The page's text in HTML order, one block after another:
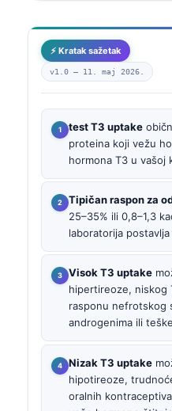
⚡ Kratak sažetak
v1.0 — 11. maj 2026.
test T3 uptake
proteina koji vežu
hormona T3 u vašoj
Tipičan raspon za
25–35% ili 0,8–1,3
laboratorija
Visok T3 uptake
hipertireoze, niskog
rasponu nefrotskog
androgenima ili
Nizak T3 uptake
hipotireoze,
oralnih